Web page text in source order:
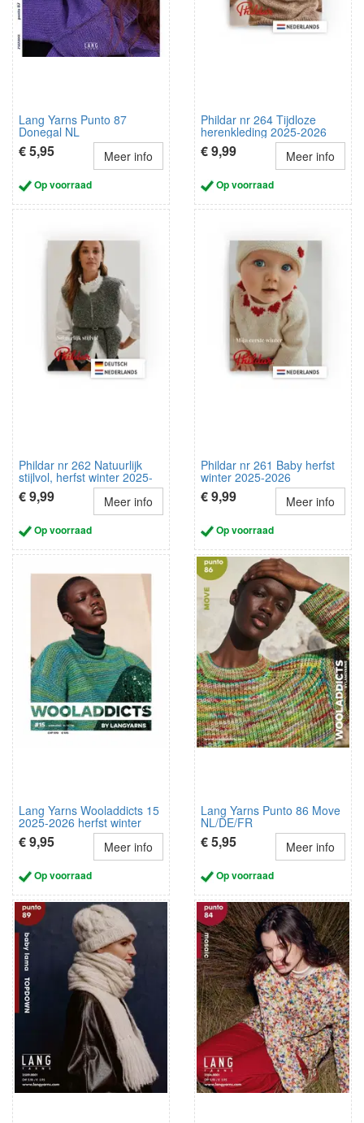
Lang Yarns Punto 87
Donegal NL
€ 5,95 Meer info
Op voorraad
Phildar nr 264 Tijdloze
herenkleding 2025-2026
NL/Duits
€ 9,99 Meer info
Op voorraad
Phildar nr 262 Natuurlijk
stijlvol, herfst winter 2025-
2026 NL/Duits
€ 9,99 Meer info
Op voorraad
Phildar nr 261 Baby herfst
winter 2025-2026
€ 9,99 Meer info
Op voorraad
Lang Yarns Wooladdicts 15
2025-2026 herfst winter
NL/D/FR
€ 9,95 Meer info
Op voorraad
Lang Yarns Punto 86 Move
NL/DE/FR
€ 5,95 Meer info
Op voorraad